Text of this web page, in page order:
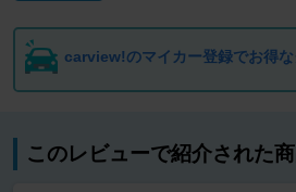
carview!のマイカー登録でお得
このレビューで紹介された